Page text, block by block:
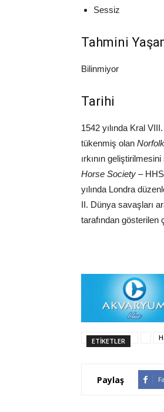
Sessiz
Tahmini
Bilinmiyor
Tarihi
1542 yılında Kral
tükenmiş olan Norfolk
ırkının
Horse Society –
yılında Londra
II. Dünya savaşları
tarafından gösterilen
ETIKETLER
Paylaş